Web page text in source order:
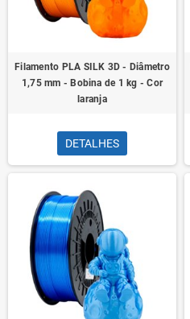
Filamento PLA SILK 3D - Diâmetro
1,75 mm - Bobina de 1 kg - Cor
laranja
DETALHES